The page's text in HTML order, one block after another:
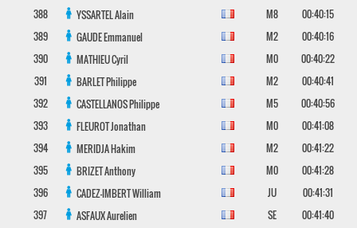
388
YSSARTELAlain M8
00:40:15
389
GAUDEEmmanuel M2
00:40:16
390
MATHIEUCyril M0
00:40:22
391
BARLETPhilippe M2
00:40:41
392
CASTELLANOSPhilippe M5
00:40:56
393
FLEUROTJonathan M0
00:41:08
394
MERIDJAHakim M2
00:41:22
395
BRIZETAnthony M0
00:41:28
396
CADEZ-IMBERTWilliam JU
00:41:31
397
ASFAUXAurelien SE
00:41:40